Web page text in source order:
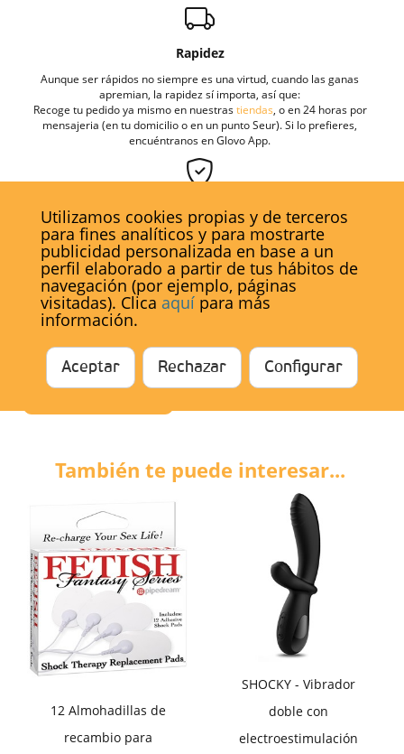
Rapidez
Aunque ser rápidos no siempre es una virtud, cuando las ganas
apremian, la rapidez sí importa, así que:
Recoge tu pedido ya mismo en nuestrastiendas, o en 24 horas por
mensajeria (en tu domicilio o en un punto Seur). Si lo prefieres,
encuéntranos en Glovo App.
Seguridad
Si la experiencia es un grado, aquí reventamos el termómetro: miles
de clientes satisfechos, 12 tiendas físicas, y más de 75 profesionales
concienciados con el placer.
Opiniones y valoraciones de clientes
Este producto todavía no tiene comentarios, tus opinión
nos interesa para seguir mejorando ;)
También te puede interesar...
12 Almohadillas de
recambio para
SHOCKY - Vibrador
doble con
electroestimulación
Utilizamos cookies propias y de terceros
para fines analíticos y para mostrarte
publicidad personalizada en base a un
perfil elaborado a partir de tus hábitos de
navegación (por ejemplo, páginas
visitadas). Clica aquí para más
información.
Aceptar Rechazar Configurar